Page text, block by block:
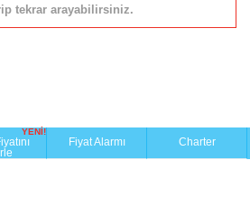
tekrar arayabilirsiniz.
YENİ!
Fiyat Alarmı Charter